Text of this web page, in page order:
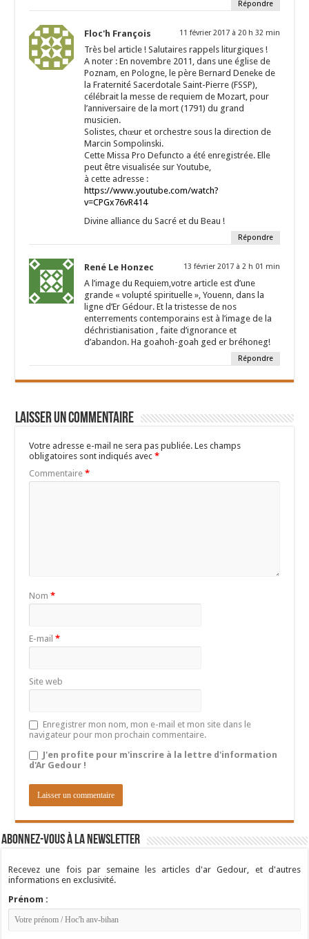
Répondre
Floc'h François 11 février 2017 à 20 h 32 min
Très bel article ! Salutaires rappels liturgiques !
A noter : En novembre 2011, dans une église de
Poznam, en Pologne, le père Bernard Deneke de
la Fraternité Sacerdotale Saint-Pierre (FSSP),
célébrait la messe de requiem de Mozart, pour
l’anniversaire de la mort (1791) du grand
musicien.
Solistes, chœur et orchestre sous la direction de
Marcin Sompolinski.
Cette Missa Pro Defuncto a été enregistrée. Elle
peut être visualisée sur Youtube,
à cette adresse :
https://www.youtube.com/watch?
v=CPGx76vR414
Divine alliance du Sacré et du Beau !
Répondre
René Le Honzec 13 février 2017 à 2 h 01 min
A l’image du Requiem,votre article est d’une
grande « volupté spirituelle », Youenn, dans la
ligne d’Er Gédour. Et la tristesse de nos
enterrements contemporains est à l’image de la
déchristianisation , faite d’ignorance et
d’abandon. Ha goahoh-goah ged er bréhoneg!
Répondre
Laisser un commentaire
Votre adresse e-mail ne sera pas publiée. Les champs
obligatoires sont indiqués avec*
Commentaire*
Nom*
E-mail*
Site web
Enregistrer mon nom, mon e-mail et mon site dans le
navigateur pour mon prochain commentaire.
J'en profite pour m'inscrire à la lettre d'information
d'Ar Gedour !
Abonnez-vous à la newsletter
Recevez une fois par semaine les articles d'ar Gedour, et d'autres
informations en exclusivité.
Prénom :